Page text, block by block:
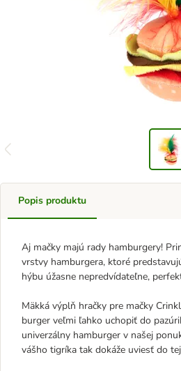
Popis produktu
Aj mačky majú rady hamburgery!
vrstvy hamburgera, ktoré
hýbu úžasne nepredvídateľne,
Mäkká výplň hračky pre mačky
burger veľmi ľahko uchopiť do
univerzálny hamburger v našej
vášho tigríka tak dokáže uviesť do